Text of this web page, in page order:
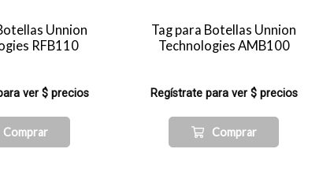
Unnion
RFB110
ver $ precios
Comprar
Tag para Botellas Unnion
Technologies AMB100
Regístrate para ver $ precios
Comprar